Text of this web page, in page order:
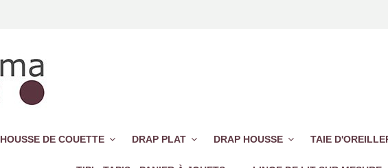
HOUSSE DE COUETTE DRAP PLAT DRAP HOUSSE TAIE